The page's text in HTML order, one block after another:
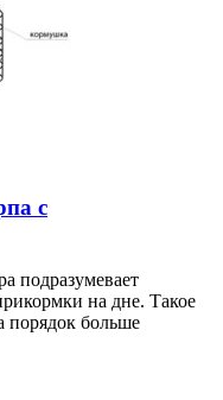
с
подразумевает
на дне. Такое
порядок больше